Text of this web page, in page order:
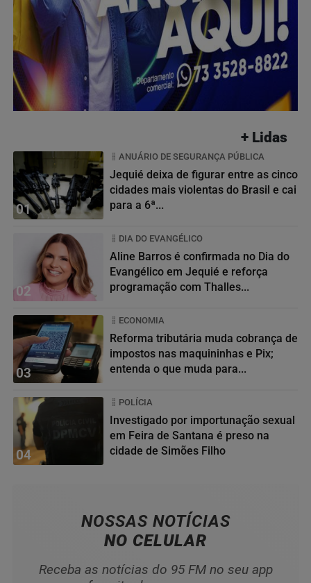
+ Lidas
01
ANUÁRIO DE SEGURANÇA PÚBLICA
Jequié deixa de figurar entre as cinco
cidades mais violentas do Brasil e cai
para a 6ª...
02
DIA DO EVANGÉLICO
Aline Barros é confirmada no Dia do
Evangélico em Jequié e reforça
programação com Thalles...
03
ECONOMIA
Reforma tributária muda cobrança de
impostos nas maquininhas e Pix;
entenda o que muda para...
04
POLÍCIA
Investigado por importunação sexual
em Feira de Santana é preso na
cidade de Simões Filho
NOSSAS NOTÍCIAS
NO CELULAR
Receba as notícias do 95 FM no seu app